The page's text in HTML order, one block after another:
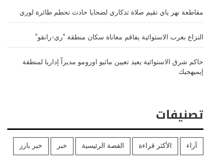
مقاطعة نهر ياي تقيم صلاة تذكاري لضحايا حادث تحطم طائرة لوري
النزاع بغرب الاستوائية يفاقم معاناة سكان منطقة “ري-رانقو”
حاكم شرق الاستوائية يعيد تعيين ماثيو اورومو مديراً إداريا لمنطقة
إيميهجيك
تصنيفات
آراء الأكثر قراءة القصة الرئيسية خبر خبر بارز